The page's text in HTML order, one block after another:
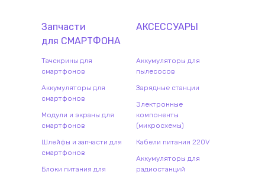
Запчасти
для СМАРТФОНА
Тачскрины для
смартфонов
Аккумуляторы для
смартфонов
Модули и экраны для
смартфонов
Шлейфы и запчасти для
смартфонов
Блоки питания для
АКСЕССУАРЫ
Аккумуляторы для
пылесосов
Зарядные станции
Электронные
компоненты
(микросхемы)
Кабели питания 220V
Аккумуляторы для
радиостанций